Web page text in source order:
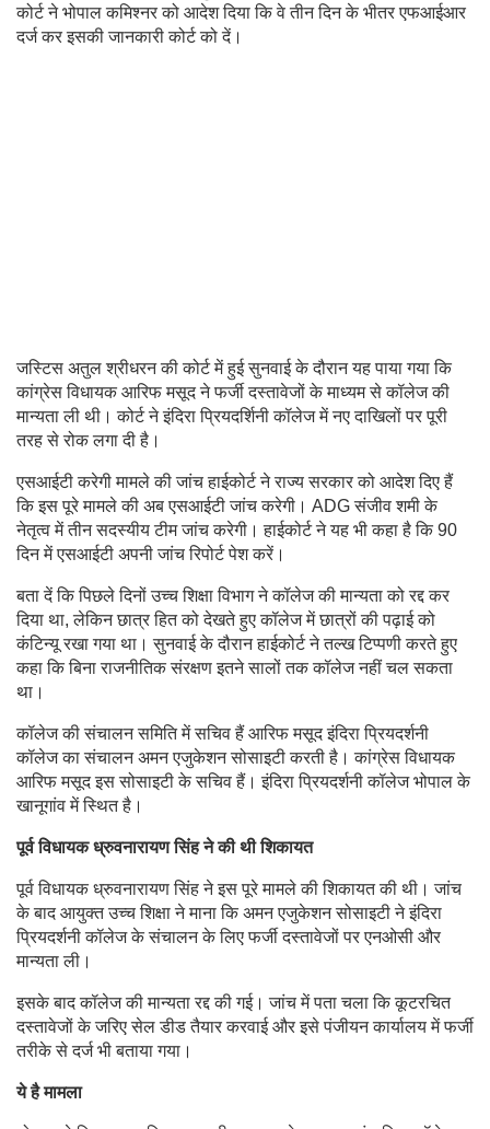
कोर्ट ने भोपाल कमिश्नर को आदेश दिया कि वे तीन दिन के भीतर एफआईआर
दर्ज कर इसकी जानकारी कोर्ट को दें।
जस्टिस अतुल श्रीधरन की कोर्ट में हुई सुनवाई के दौरान यह पाया गया कि
कांग्रेस विधायक आरिफ मसूद ने फर्जी दस्तावेजों के माध्यम से कॉलेज की
मान्यता ली थी। कोर्ट ने इंदिरा प्रियदर्शिनी कॉलेज में नए दाखिलों पर पूरी
तरह से रोक लगा दी है।
एसआईटी करेगी मामले की जांच हाईकोर्ट ने राज्य सरकार को आदेश दिए हैं
कि इस पूरे मामले की अब एसआईटी जांच करेगी। ADG संजीव शमी के
नेतृत्व में तीन सदस्यीय टीम जांच करेगी। हाईकोर्ट ने यह भी कहा है कि 90
दिन में एसआईटी अपनी जांच रिपोर्ट पेश करें।
बता दें कि पिछले दिनों उच्च शिक्षा विभाग ने कॉलेज की मान्यता को रद्द कर
दिया था, लेकिन छात्र हित को देखते हुए कॉलेज में छात्रों की पढ़ाई को
कंटिन्यू रखा गया था। सुनवाई के दौरान हाईकोर्ट ने तल्ख टिप्पणी करते हुए
कहा कि बिना राजनीतिक संरक्षण इतने सालों तक कॉलेज नहीं चल सकता
था।
कॉलेज की संचालन समिति में सचिव हैं आरिफ मसूद इंदिरा प्रियदर्शनी
कॉलेज का संचालन अमन एजुकेशन सोसाइटी करती है। कांग्रेस विधायक
आरिफ मसूद इस सोसाइटी के सचिव हैं। इंदिरा प्रियदर्शनी कॉलेज भोपाल के
खानूगांव में स्थित है।
पूर्व विधायक ध्रुवनारायण सिंह ने की थी शिकायत
पूर्व विधायक ध्रुवनारायण सिंह ने इस पूरे मामले की शिकायत की थी। जांच
के बाद आयुक्त उच्च शिक्षा ने माना कि अमन एजुकेशन सोसाइटी ने इंदिरा
प्रियदर्शनी कॉलेज के संचालन के लिए फर्जी दस्तावेजों पर एनओसी और
मान्यता ली।
इसके बाद कॉलेज की मान्यता रद्द की गई। जांच में पता चला कि कूटरचित
दस्तावेजों के जरिए सेल डीड तैयार करवाई और इसे पंजीयन कार्यालय में फर्जी
तरीके से दर्ज भी बताया गया।
ये है मामला